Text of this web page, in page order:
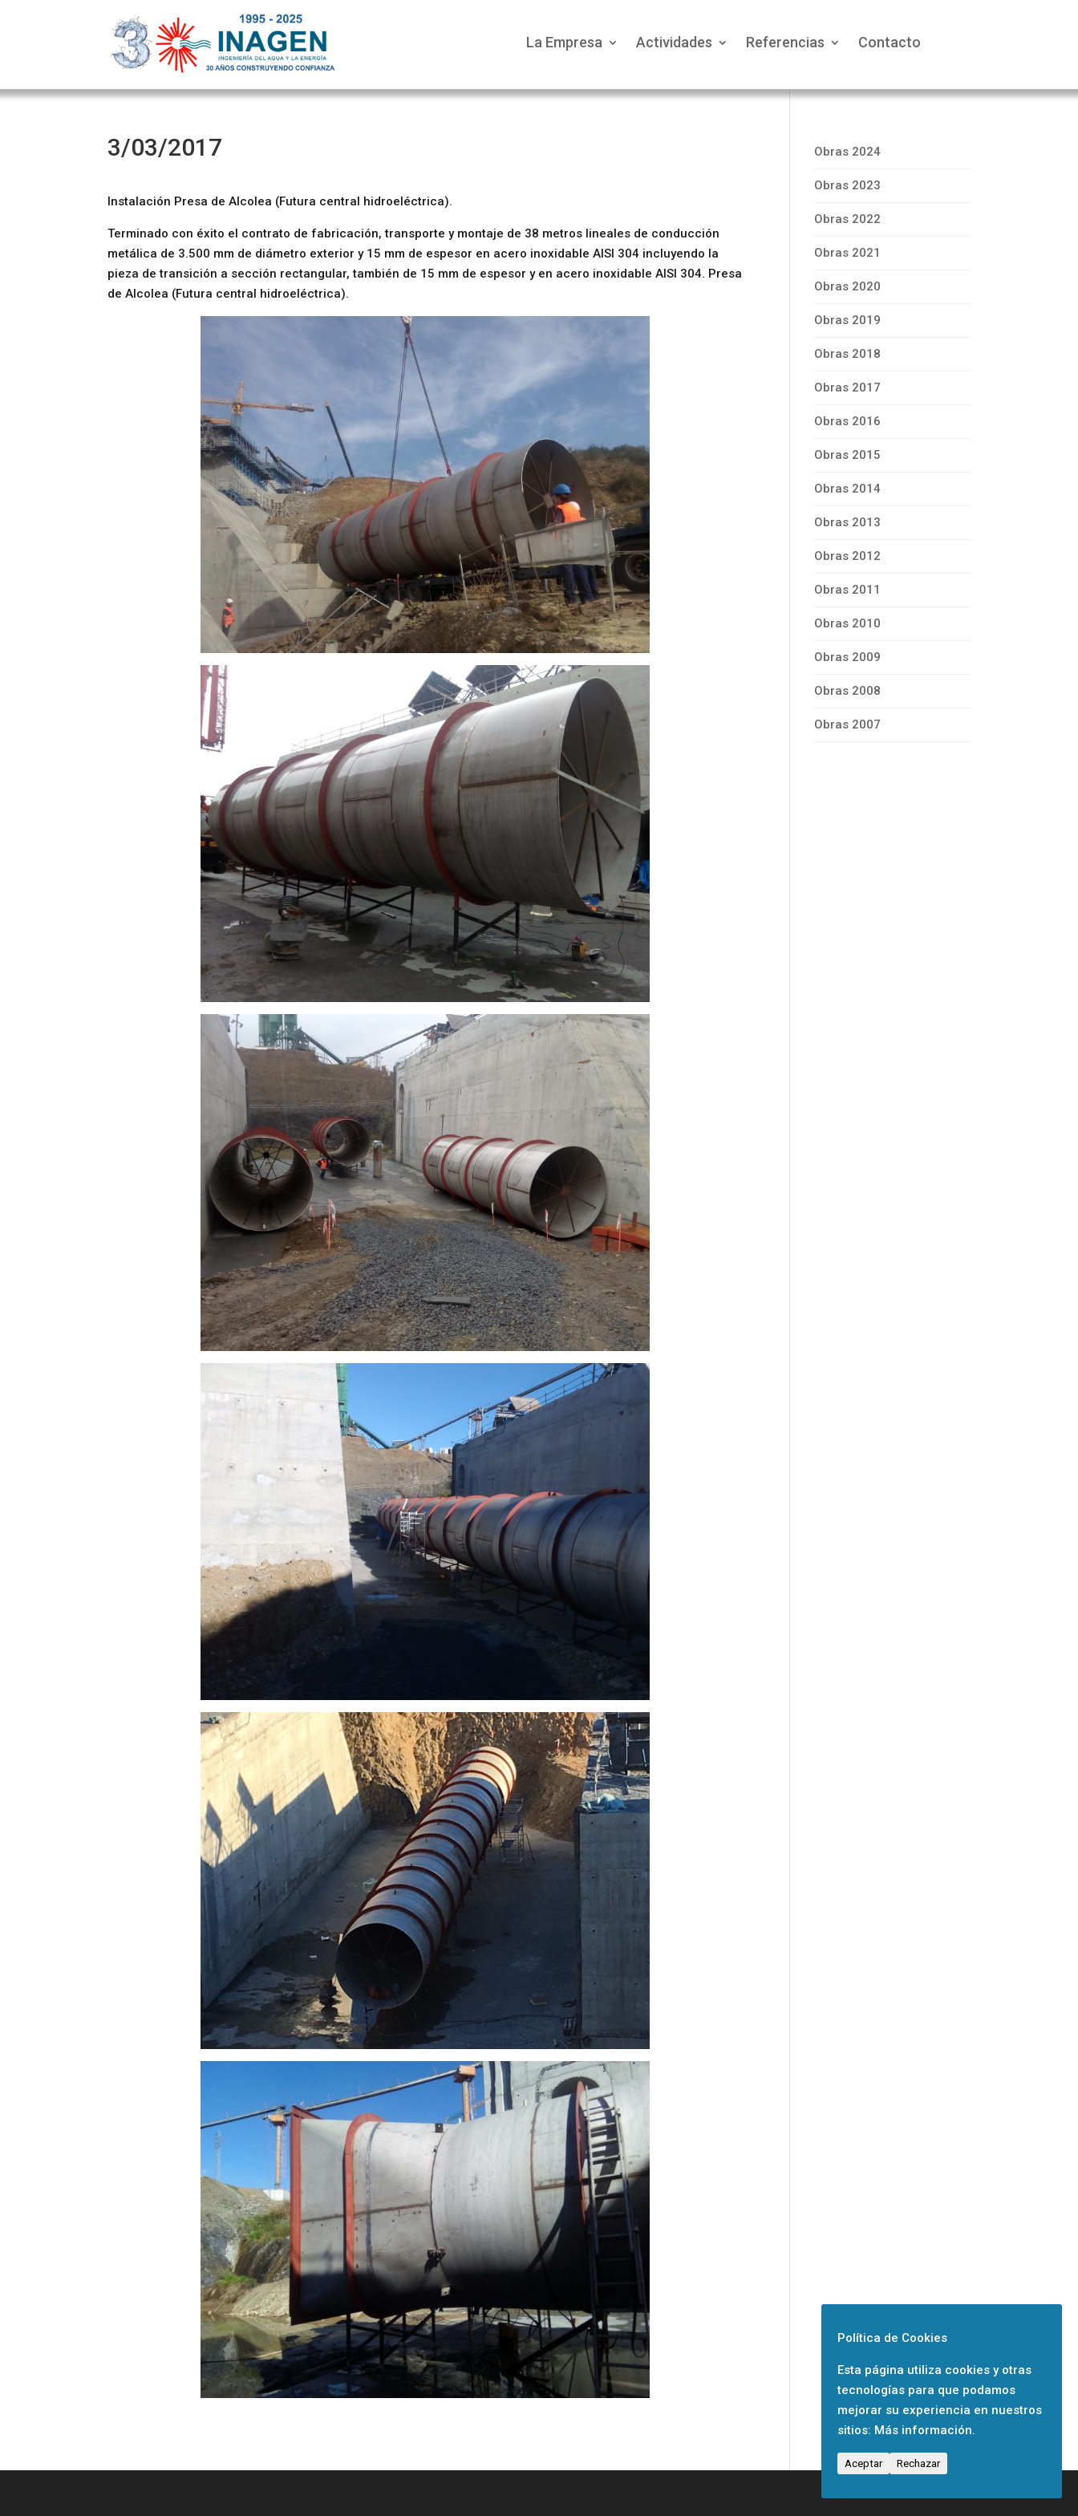
La Empresa Actividades Referencias Contacto
3/03/2017
Instalación Presa de Alcolea (Futura central hidroeléctrica).
Terminado con éxito el contrato de fabricación, transporte y montaje de 38 metros lineales de conducción
metálica de 3.500 mm de diámetro exterior y 15 mm de espesor en acero inoxidable AISI 304 incluyendo la
pieza de transición a sección rectangular, también de 15 mm de espesor y en acero inoxidable AISI 304. Presa
de Alcolea (Futura central hidroeléctrica).
Obras 2024
Obras 2023
Obras 2022
Obras 2021
Obras 2020
Obras 2019
Obras 2018
Obras 2017
Obras 2016
Obras 2015
Obras 2014
Obras 2013
Obras 2012
Obras 2011
Obras 2010
Obras 2009
Obras 2008
Obras 2007
Política de Cookies
Esta página utiliza cookies y otras
tecnologías para que podamos
mejorar su experiencia en nuestros
sitios: Más información.
Aceptar Rechazar